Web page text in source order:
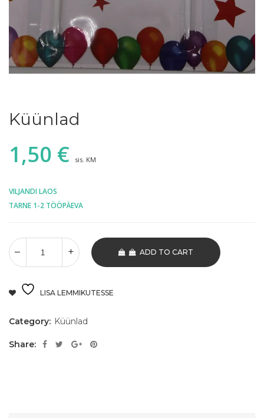
Küünlad
1,50 € sis. KM
VILJANDI LAOS
TARNE 1-2 TÖÖPÄEVA
ADD TO CART
LISA LEMMIKUTESSE
Category: Küünlad
Share: